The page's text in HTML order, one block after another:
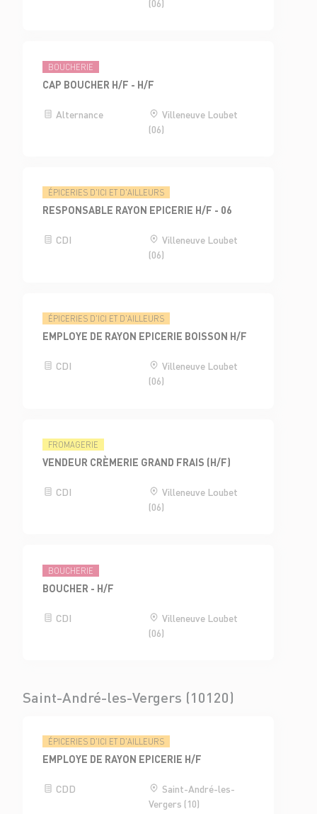
(06)
BOUCHERIE
CAP BOUCHER H/F - H/F
Alternance
Villeneuve Loubet
(06)
ÉPICERIES D'ICI ET D'AILLEURS
RESPONSABLE RAYON EPICERIE H/F - 06
CDI
Villeneuve Loubet
(06)
ÉPICERIES D'ICI ET D'AILLEURS
EMPLOYE DE RAYON EPICERIE BOISSON H/F
CDI
Villeneuve Loubet
(06)
FROMAGERIE
VENDEUR CRÈMERIE GRAND FRAIS (H/F)
CDI
Villeneuve Loubet
(06)
BOUCHERIE
BOUCHER - H/F
CDI
Villeneuve Loubet
(06)
Saint-André-les-Vergers (10120)
ÉPICERIES D'ICI ET D'AILLEURS
EMPLOYE DE RAYON EPICERIE H/F
CDD
Saint-André-les-
Vergers (10)